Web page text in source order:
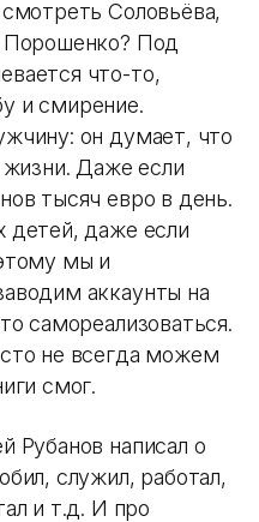
Соловьёва,
Порошенко? Под
что-то,
и смирение.
он думает, что
жизни. Даже если
тысяч евро в день.
детей, даже если
мы и
аккаунты на
самореализоваться.
не всегда можем
смог.
Рубанов написал о
служил, работал,
и т.д. И про